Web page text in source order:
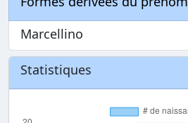
Marcellino
Statistiques